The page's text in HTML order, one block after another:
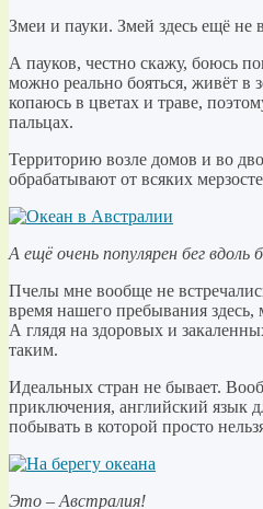
Змеи и пауки. Змей здесь ещё не
А пауков, честно скажу, боюсь
можно реально бояться, живёт в
копаюсь в цветах и траве,
пальцах.
Территорию возле домов и во
обрабатывают от всяких
А ещё очень популярен бег вдоль
Пчелы мне вообще не
время нашего пребывания
А глядя на здоровых и
таким.
Идеальных стран не бывает.
приключения, английский язык
побывать в которой просто
Это – Австралия!